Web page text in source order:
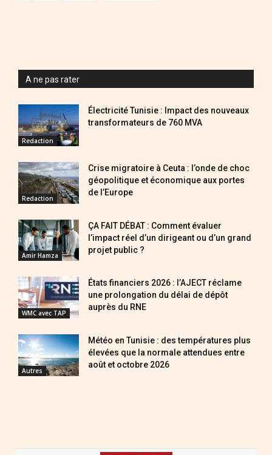
A ne pas rater
Redaction
Électricité Tunisie : Impact des nouveaux
transformateurs de 760 MVA
Redaction
Crise migratoire à Ceuta : l’onde de choc
géopolitique et économique aux portes
de l’Europe
Amir Hamza
ÇA FAIT DÉBAT : Comment évaluer
l’impact réel d’un dirigeant ou d’un grand
projet public ?
WMC avec TAP
États financiers 2026 : l’AJECT réclame
une prolongation du délai de dépôt
auprès du RNE
Autres
Météo en Tunisie : des températures plus
élevées que la normale attendues entre
août et octobre 2026